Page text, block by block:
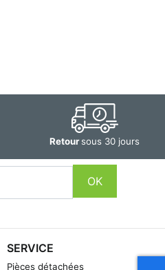
Retoursous 30 jours
OK
SERVICE
Pièces détachées